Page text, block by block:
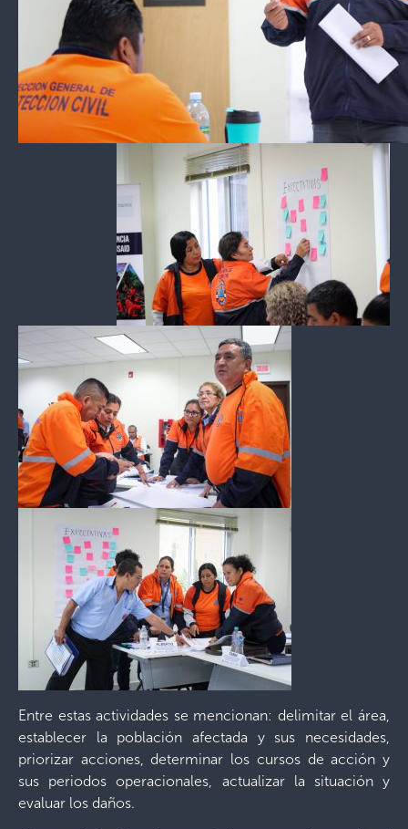
Entre estas actividades se mencionan: delimitar el área,
establecer la población afectada y sus necesidades,
priorizar acciones, determinar los cursos de acción y
sus periodos operacionales, actualizar la situación y
evaluar los daños.